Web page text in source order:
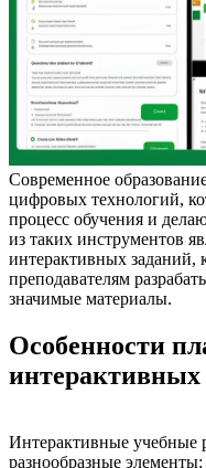
Современное
цифровых технологий,
процесс обучения и
из таких инструментов
интерактивных заданий,
преподавателям
значимые материалы.
Особенности
интерактивных
Интерактивные учебные
разнообразные